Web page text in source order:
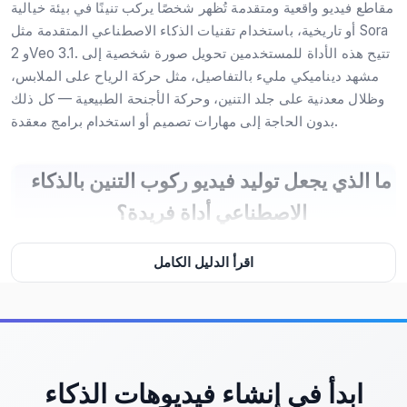
مقاطع فيديو واقعية ومتقدمة تُظهر شخصًا يركب تنينًا في بيئة خيالية
أو تاريخية، باستخدام تقنيات الذكاء الاصطناعي المتقدمة مثل Sora
2 وVeo 3.1. تتيح هذه الأداة للمستخدمين تحويل صورة شخصية إلى
مشهد ديناميكي مليء بالتفاصيل، مثل حركة الرياح على الملابس،
وظلال معدنية على جلد التنين، وحركة الأجنحة الطبيعية — كل ذلك
بدون الحاجة إلى مهارات تصميم أو استخدام برامج معقدة.
ما الذي يجعل توليد فيديو ركوب التنين بالذكاء
الاصطناعي أداة فريدة؟
الفرق الحقيقي بين هذه الأداة وأدوات الفيديو التقليدية يكمن في
هذا النوع من التوليد لا يعتمد فقط على النماذج المدربة سابقًا، بل
اقرأ الدليل الكامل
ابدأ في إنشاء فيديوهات الذكاء